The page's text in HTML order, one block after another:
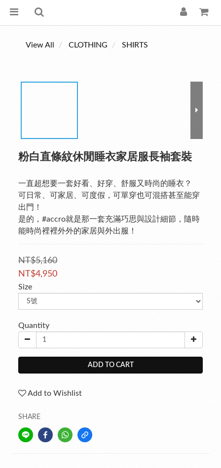
View All CLOTHING SHIRTS
粉白直條紋休閒睡衣家居服長袖套裝
一直超想要一套好看、好穿、舒服又時尚的睡衣？
可日常、可家居、可度假，可單穿也可混搭甚至能穿
出門！
是的，#accro就是那一套充滿巧思與設計細節，隨時
能時尚裡裡外外的家居與外出服！
NT$5,160
NT$4,950
Size
Quantity
ADD TO CART
Add to Wishlist
SHARE